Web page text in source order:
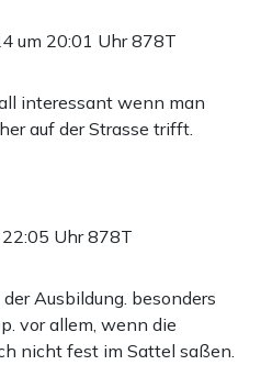
um 20:01 Uhr878T
interessant wenn man
auf der Strasse trifft.
Uhr878T
Ausbildung. besonders
vor allem, wenn die
nicht fest im Sattel saßen.